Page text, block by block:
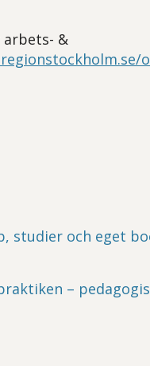
&
studier och eget
–